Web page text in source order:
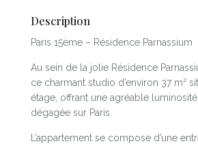
Description
Paris 15ème – Résidence Parnassium
Au sein de la jolie Résidence
ce charmant studio d’environ 37 m²
étage, offrant une agréable
dégagée sur Paris.
L’appartement se compose d’une